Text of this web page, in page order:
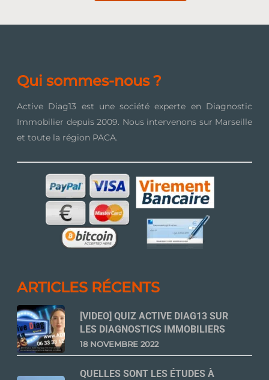
Qui sommes-nous ?
Active Diag13 est une société experte en Diagnostic
Immobilier depuis 2009. Nous intervenons sur Marseille
et toute la région PACA.
ARTICLES RÉCENTS
[VIDEO] QUIZ ACTIVE DIAG13 SUR
LES DIAGNOSTICS IMMOBILIERS
18 NOVEMBRE 2022
QUELLES SONT LES ÉTUDES À